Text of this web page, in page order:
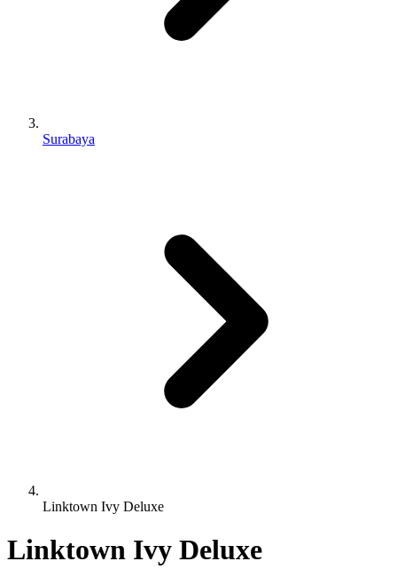
Surabaya
Linktown Ivy Deluxe
Linktown Ivy Deluxe